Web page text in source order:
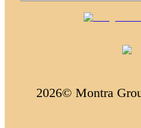
2026© Montra